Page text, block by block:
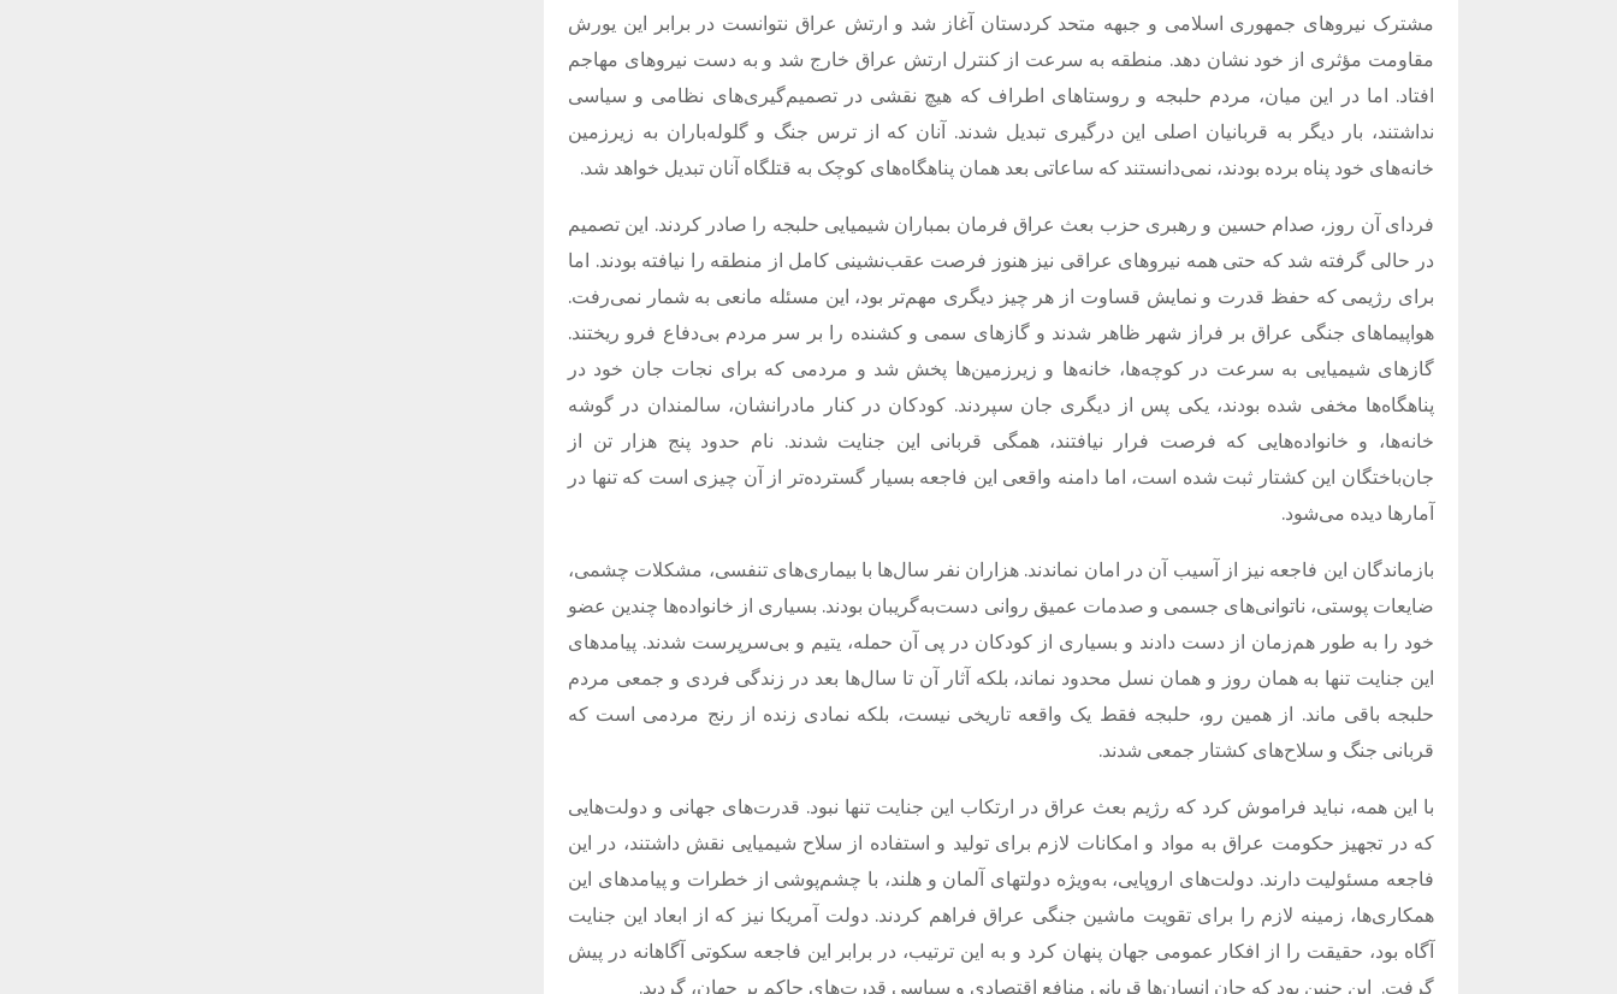
مشترک نیروهای جمهوری اسلامی و جبهه متحد کردستان آغاز شد و ارتش عراق نتوانست در برابر این یورش
مقاومت مؤثری از خود نشان دهد. منطقه به سرعت از کنترل ارتش عراق خارج شد و به دست نیروهای مهاجم
افتاد. اما در این میان، مردم حلبجه و روستاهای اطراف که هیچ نقشی در تصمیم‌گیری‌های نظامی و سیاسی
نداشتند، بار دیگر به قربانیان اصلی این درگیری تبدیل شدند. آنان که از ترس جنگ و گلوله‌باران به زیرزمین
خانه‌های خود پناه برده بودند، نمی‌دانستند که ساعاتی بعد همان پناهگاه‌های کوچک به قتلگاه آنان تبدیل خواهد شد.
فردای آن روز، صدام حسین و رهبری حزب بعث عراق فرمان بمباران شیمیایی حلبجه را صادر کردند. این تصمیم
در حالی گرفته شد که حتی همه نیروهای عراقی نیز هنوز فرصت عقب‌نشینی کامل از منطقه را نیافته بودند. اما
برای رژیمی که حفظ قدرت و نمایش قساوت از هر چیز دیگری مهم‌تر بود، این مسئله مانعی به شمار نمی‌رفت.
هواپیماهای جنگی عراق بر فراز شهر ظاهر شدند و گازهای سمی و کشنده را بر سر مردم بی‌دفاع فرو ریختند.
گازهای شیمیایی به سرعت در کوچه‌ها، خانه‌ها و زیرزمین‌ها پخش شد و مردمی که برای نجات جان خود در
پناهگاه‌ها مخفی شده بودند، یکی پس از دیگری جان سپردند. کودکان در کنار مادرانشان، سالمندان در گوشه
خانه‌ها، و خانواده‌هایی که فرصت فرار نیافتند، همگی قربانی این جنایت شدند. نام حدود پنج هزار تن از
جان‌باختگان این کشتار ثبت شده است، اما دامنه واقعی این فاجعه بسیار گسترده‌تر از آن چیزی است که تنها در
آمارها دیده می‌شود.
بازماندگان این فاجعه نیز از آسیب آن در امان نماندند. هزاران نفر سال‌ها با بیماری‌های تنفسی، مشکلات چشمی،
ضایعات پوستی، ناتوانی‌های جسمی و صدمات عمیق روانی دست‌به‌گریبان بودند. بسیاری از خانواده‌ها چندین عضو
خود را به طور هم‌زمان از دست دادند و بسیاری از کودکان در پی آن حمله، یتیم و بی‌سرپرست شدند. پیامدهای
این جنایت تنها به همان روز و همان نسل محدود نماند، بلکه آثار آن تا سال‌ها بعد در زندگی فردی و جمعی مردم
حلبجه باقی ماند. از همین رو، حلبجه فقط یک واقعه تاریخی نیست، بلکه نمادی زنده از رنج مردمی است که
قربانی جنگ و سلاح‌های کشتار جمعی شدند.
با این همه، نباید فراموش کرد که رژیم بعث عراق در ارتکاب این جنایت تنها نبود. قدرت‌های جهانی و دولت‌هایی
که در تجهیز حکومت عراق به مواد و امکانات لازم برای تولید و استفاده از سلاح شیمیایی نقش داشتند، در این
فاجعه مسئولیت دارند. دولت‌های اروپایی، به‌ویژه دولتهای آلمان و هلند، با چشم‌پوشی از خطرات و پیامدهای این
همکاری‌ها، زمینه لازم را برای تقویت ماشین جنگی عراق فراهم کردند. دولت آمریکا نیز که از ابعاد این جنایت
آگاه بود، حقیقت را از افکار عمومی جهان پنهان کرد و به این ترتیب، در برابر این فاجعه سکوتی آگاهانه در پیش
گرفت.
این چنین بود که جان انسان‌ها قربانی منافع اقتصادی و سیاسی قدرت‌های حاکم بر جهان، گردید.